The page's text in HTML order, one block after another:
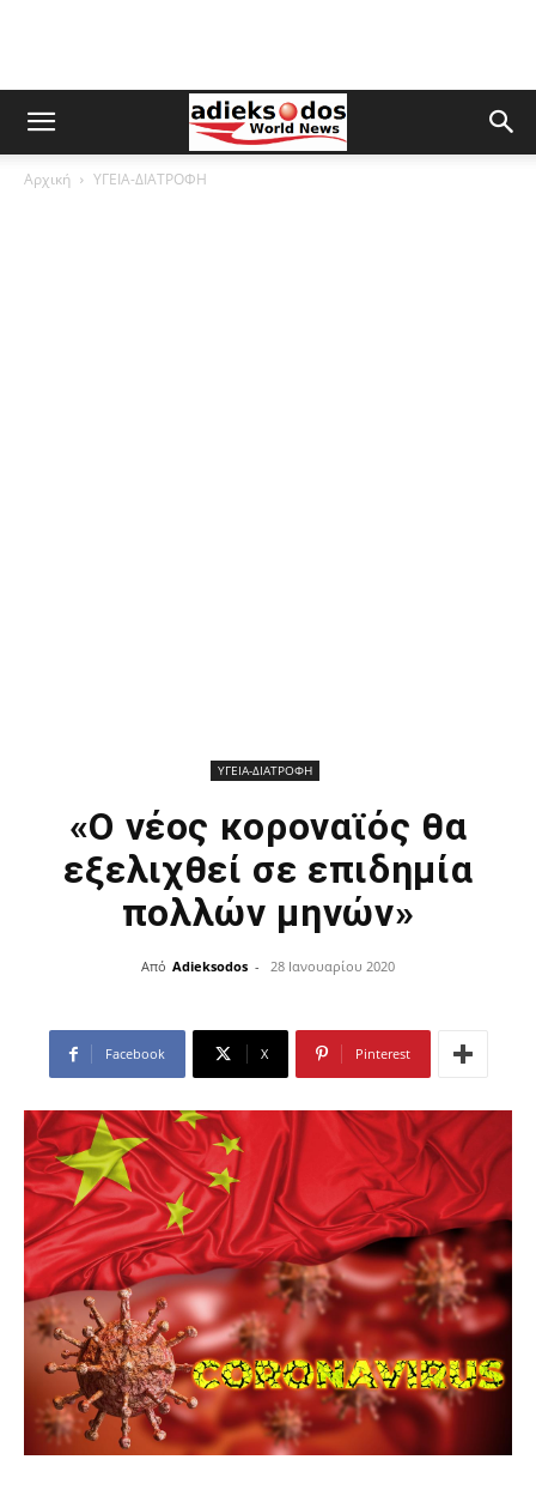
Αρχική ΥΓΕΙΑ-ΔΙΑΤΡΟΦΗ
ΥΓΕΙΑ-ΔΙΑΤΡΟΦΗ
«Ο νέος κοροναϊός θα
εξελιχθεί σε επιδημία
πολλών μηνών»
Από Adieksodos - 28 Ιανουαρίου 2020
Facebook X Pinterest